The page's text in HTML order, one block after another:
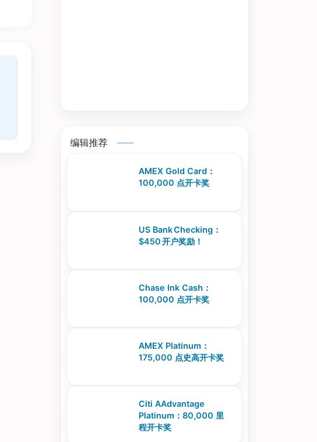
编辑推荐
AMEX Gold Card：
100,000 点开卡奖
US Bank Checking：
$450 开户奖励！
Chase Ink Cash：
100,000 点开卡奖
AMEX Platinum：
175,000 点史高开卡奖
Citi AAdvantage
Platinum：80,000 里
程开卡奖